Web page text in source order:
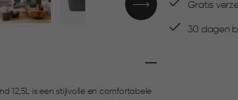
Gratis
30 dagen
12,5L is een stijlvolle en comfortabele